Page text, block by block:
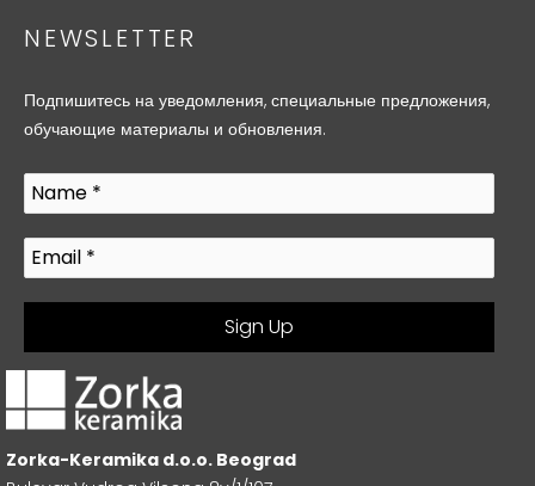
NEWSLETTER
Подпишитесь на уведомления, специальные предложения,
обучающие материалы и обновления.
Zorka-Keramika d.o.o. Beograd